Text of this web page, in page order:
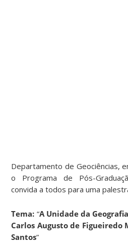
Departamento de Geociências,
o Programa de Pós-
convida a todos para uma
Tema: “A Unidade da
Carlos Augusto de
Santos”